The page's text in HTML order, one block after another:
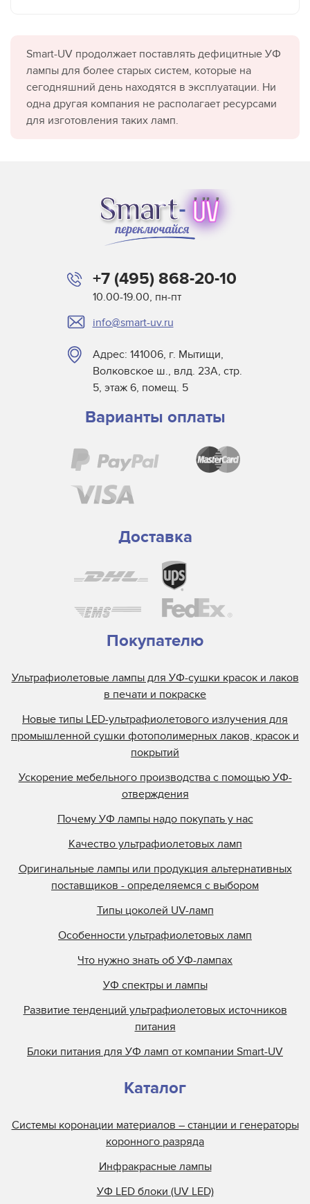
Smart-UV продолжает поставлять дефицитные УФ
лампы для более старых систем, которые на
сегодняшний день находятся в эксплуатации. Ни
одна другая компания не располагает ресурсами
для изготовления таких ламп.
+7 (495) 868-20-10
10.00-19.00, пн-пт
info@smart-uv.ru
Адрес: 141006, г. Мытищи,
Волковское ш., влд. 23А, стр.
5, этаж 6, помещ. 5
Варианты оплаты
Доставка
Покупателю
Ультрафиолетовые лампы для УФ-сушки красок и лаков
в печати и покраске
Новые типы LED-ультрафиолетового излучения для
промышленной сушки фотополимерных лаков, красок и
покрытий
Ускорение мебельного производства с помощью УФ-
отверждения
Почему УФ лампы надо покупать у нас
Качество ультрафиолетовых ламп
Оригинальные лампы или продукция альтернативных
поставщиков - определяемся с выбором
Типы цоколей UV-ламп
Особенности ультрафиолетовых ламп
Что нужно знать об УФ-лампах
УФ спектры и лампы
Развитие тенденций ультрафиолетовых источников
питания
Блоки питания для УФ ламп от компании Smart-UV
Каталог
Системы коронации материалов – станции и генераторы
коронного разряда
Инфракрасные лампы
УФ LED блоки (UV LED)